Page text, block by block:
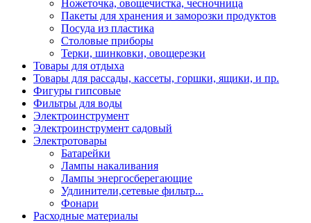
Ножеточка, овощечистка, чесночница
Пакеты для хранения и заморозки продуктов
Посуда из пластика
Столовые приборы
Терки, шинковки, овощерезки
Товары для отдыха
Товары для рассады, кассеты, горшки, ящики, и пр.
Фигуры гипсовые
Фильтры для воды
Электроинструмент
Электроинструмент садовый
Электротовары
Батарейки
Лампы накаливания
Лампы энергосберегающие
Удлинители,сетевые фильтр...
Фонари
Расходные материалы